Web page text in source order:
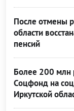
После отмены
области
пенсий
Более 200 млн
Соцфонд на
Иркутской